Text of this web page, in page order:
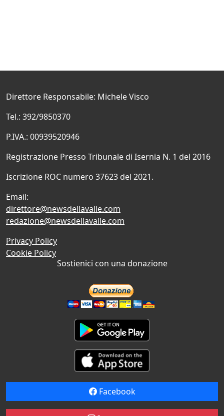
Direttore Responsabile: Michele Visco
Tel.: 392/9850370
P.IVA.: 00939520946
Registrazione Presso Tribunale di Isernia N. 1 del 2016
Iscrizione ROC numero 37623 del 2021.
Email:
direttore@newsdellavalle.com
redazione@newsdellavalle.com
Privacy Policy
Cookie Policy
Sostienici con una donazione
Facebook